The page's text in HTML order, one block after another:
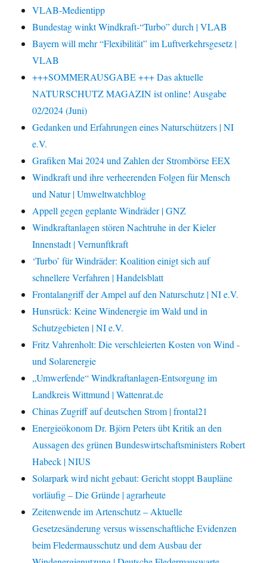
VLAB-Medientipp
Bundestag winkt Windkraft-“Turbo” durch | VLAB
Bayern will mehr “Flexibilität” im Luftverkehrsgesetz |
VLAB
+++SOMMERAUSGABE +++ Das aktuelle
NATURSCHUTZ MAGAZIN ist online! Ausgabe
02/2024 (Juni)
Gedanken und Erfahrungen eines Naturschützers | NI
e.V.
Grafiken Mai 2024 und Zahlen der Strombörse EEX
Windkraft und ihre verheerenden Folgen für Mensch
und Natur | Umweltwatchblog
Appell gegen geplante Windräder | GNZ
Windkraftanlagen stören Nachtruhe in der Kieler
Innenstadt | Vernunftkraft
‘Turbo’ für Windräder: Koalition einigt sich auf
schnellere Verfahren | Handelsblatt
Frontalangriff der Ampel auf den Naturschutz | NI e.V.
Hunsrück: Keine Windenergie im Wald und in
Schutzgebieten | NI e.V.
Fritz Vahrenholt: Die verschleierten Kosten von Wind -
und Solarenergie
„Umwerfende“ Windkraftanlagen-Entsorgung im
Landkreis Wittmund | Wattenrat.de
Chinas Zugriff auf deutschen Strom | frontal21
Energieökonom Dr. Björn Peters übt Kritik an den
Aussagen des grünen Bundeswirtschaftsministers Robert
Habeck | NIUS
Solarpark wird nicht gebaut: Gericht stoppt Baupläne
vorläufig – Die Gründe | agrarheute
Zeitenwende im Artenschutz – Aktuelle
Gesetzesänderung versus wissenschaftliche Evidenzen
beim Fledermausschutz und dem Ausbau der